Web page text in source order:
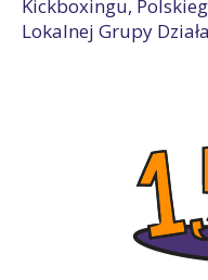
Kickboxingu,
Lokalnej Grupy